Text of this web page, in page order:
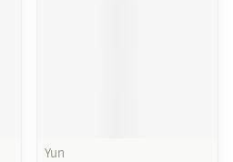
Yun